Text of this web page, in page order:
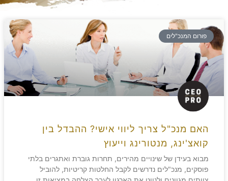
פורום המנכ"לים
האם מנכ"ל צריך ליווי אישי? ההבדל בין
קואצ'ינג, מנטורינג וייעוץ
מבוא בעידן של שינויים מהירים, תחרות גוברת ואתגרים בלתי
פוסקים, מנכ"לים נדרשים לקבל החלטות קריטיות, להוביל